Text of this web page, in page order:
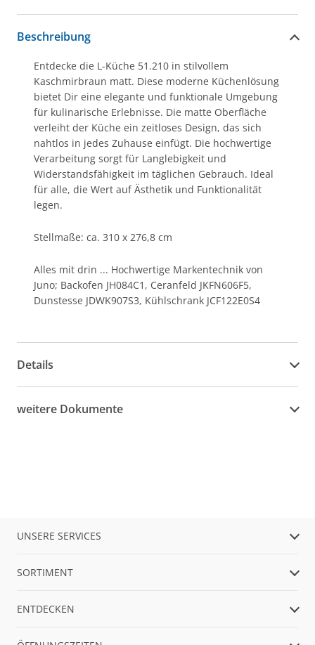
Beschreibung
Entdecke die L-Küche 51.210 in stilvollem
Kaschmirbraun matt. Diese moderne Küchenlösung
bietet Dir eine elegante und funktionale Umgebung
für kulinarische Erlebnisse. Die matte Oberfläche
verleiht der Küche ein zeitloses Design, das sich
nahtlos in jedes Zuhause einfügt. Die hochwertige
Verarbeitung sorgt für Langlebigkeit und
Widerstandsfähigkeit im täglichen Gebrauch. Ideal
für alle, die Wert auf Ästhetik und Funktionalität
legen.
Stellmaße: ca. 310 x 276,8 cm
Alles mit drin ... Hochwertige Markentechnik von
Juno; Backofen JH084C1, Ceranfeld JKFN606F5,
Dunstesse JDWK907S3, Kühlschrank JCF122E0S4
Details
weitere Dokumente
UNSERE SERVICES
SORTIMENT
ENTDECKEN